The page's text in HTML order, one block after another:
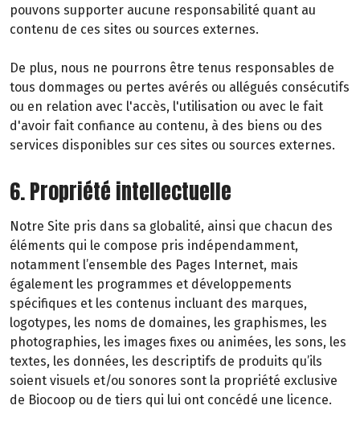
pouvons supporter aucune responsabilité quant au
contenu de ces sites ou sources externes.
De plus, nous ne pourrons être tenus responsables de
tous dommages ou pertes avérés ou allégués consécutifs
ou en relation avec l'accès, l'utilisation ou avec le fait
d'avoir fait confiance au contenu, à des biens ou des
services disponibles sur ces sites ou sources externes.
6. Propriété intellectuelle
Notre Site pris dans sa globalité, ainsi que chacun des
éléments qui le compose pris indépendamment,
notamment l’ensemble des Pages Internet, mais
également les programmes et développements
spécifiques et les contenus incluant des marques,
logotypes, les noms de domaines, les graphismes, les
photographies, les images fixes ou animées, les sons, les
textes, les données, les descriptifs de produits qu’ils
soient visuels et/ou sonores sont la propriété exclusive
de Biocoop ou de tiers qui lui ont concédé une licence.